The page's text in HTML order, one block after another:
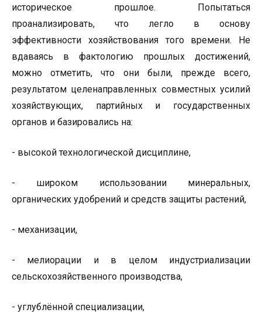
историческое прошлое. Попытаться
проанализировать, что легло в основу
эффективности хозяйствования того времени. Не
вдаваясь в фактологию прошлых достижений,
можно отметить, что они были, прежде всего,
результатом целенаправленных совместных усилий
хозяйствующих, партийных и государственных
органов и базировались на:
- высокой технологической дисциплине,
- широком использовании минеральных,
органических удобрений и средств защиты растений,
- механизации,
- мелиорации и в целом индустриализации
сельскохозяйственного производства,
- углублённой специализации,